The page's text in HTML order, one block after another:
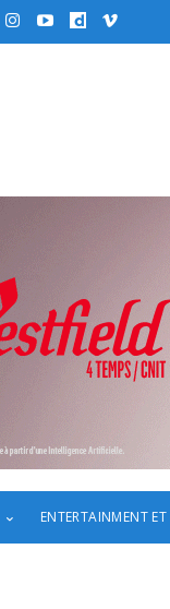
ENTERTAINMENT